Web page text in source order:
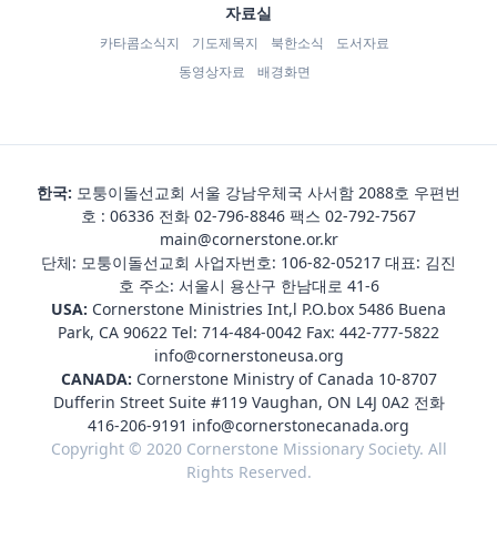
자료실
카타콤소식지 기도제목지 북한소식
도서자료
동영상자료
배경화면
한국: 모퉁이돌선교회 서울 강남우체국 사서함 2088호 우편번
호 : 06336 전화 02-796-8846 팩스 02-792-7567
main@cornerstone.or.kr
단체: 모퉁이돌선교회 사업자번호: 106-82-05217 대표: 김진
호 주소: 서울시 용산구 한남대로 41-6
USA: Cornerstone Ministries Int,l P.O.box 5486 Buena
Park, CA 90622 Tel: 714-484-0042 Fax: 442-777-5822
info@cornerstoneusa.org
CANADA: Cornerstone Ministry of Canada 10-8707
Dufferin Street Suite #119 Vaughan, ON L4J 0A2 전화
416-206-9191 info@cornerstonecanada.org
Copyright © 2020 Cornerstone Missionary Society. All
Rights Reserved.